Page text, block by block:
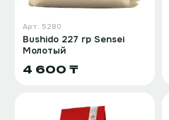
Арт. 5280
Bushido 227 гр Sensei
Молотый
4 600 ₸